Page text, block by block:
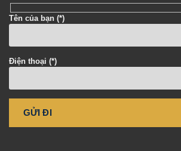
Tên của bạn (*)
Điện thoại (*)